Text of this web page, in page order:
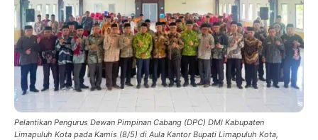
Pelantikan Pengurus Dewan Pimpinan Cabang (DPC) DMI Kabupaten
Limapuluh Kota pada Kamis (8/5) di Aula Kantor Bupati Limapuluh Kota,